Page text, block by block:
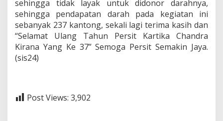
sehingga tidak layak untuk didonor darahnya,
sehingga pendapatan darah pada kegiatan ini
sebanyak 237 kantong, sekali lagi terima kasih dan
“Selamat Ulang Tahun Persit Kartika Chandra
Kirana Yang Ke 37” Semoga Persit Semakin Jaya.
(sis24)
Post Views: 3,902